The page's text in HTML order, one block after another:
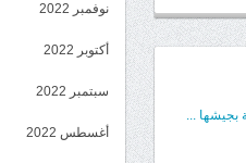
بجيشها ...
نوفمبر 2022
أكتوبر 2022
سبتمبر 2022
أغسطس 2022